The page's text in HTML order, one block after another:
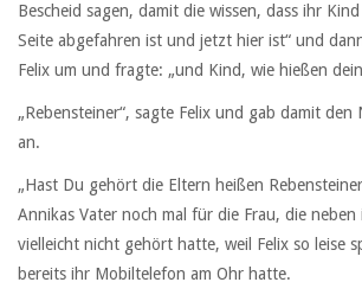
Bescheid sagen, damit die wissen, dass ihr
Seite abgefahren ist und jetzt hier ist“ und
Felix um und fragte: „und Kind, wie hießen
„Rebensteiner“, sagte Felix und gab damit den
an.
„Hast Du gehört die Eltern heißen
Annikas Vater noch mal für die Frau, die
vielleicht nicht gehört hatte, weil Felix so leise
bereits ihr Mobiltelefon am Ohr hatte.